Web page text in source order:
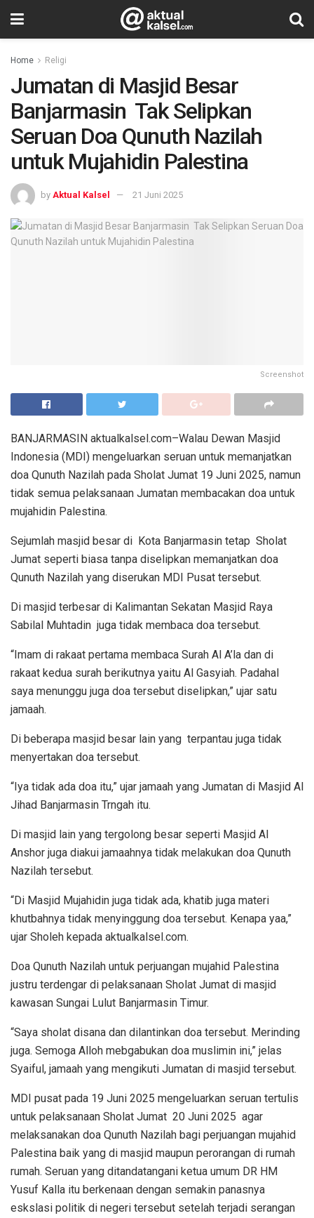
Home Religi
Jumatan di Masjid Besar
Banjarmasin Tak Selipkan
Seruan Doa Qunuth Nazilah
untuk Mujahidin Palestina
by Aktual Kalsel 21 Juni 2025
Screenshot
BANJARMASIN aktualkalsel.com–Walau Dewan Masjid
Indonesia (MDI) mengeluarkan seruan untuk memanjatkan
doa Qunuth Nazilah pada Sholat Jumat 19 Juni 2025, namun
tidak semua pelaksanaan Jumatan membacakan doa untuk
mujahidin Palestina.
Sejumlah masjid besar di Kota Banjarmasin tetap Sholat
Jumat seperti biasa tanpa diselipkan memanjatkan doa
Qunuth Nazilah yang diserukan MDI Pusat tersebut.
Di masjid terbesar di Kalimantan Sekatan Masjid Raya
Sabilal Muhtadin juga tidak membaca doa tersebut.
“Imam di rakaat pertama membaca Surah Al A’la dan di
rakaat kedua surah berikutnya yaitu Al Gasyiah. Padahal
saya menunggu juga doa tersebut diselipkan,” ujar satu
jamaah.
Di beberapa masjid besar lain yang terpantau juga tidak
menyertakan doa tersebut.
“Iya tidak ada doa itu,” ujar jamaah yang Jumatan di Masjid Al
Jihad Banjarmasin Trngah itu.
Di masjid lain yang tergolong besar seperti Masjid Al
Anshor juga diakui jamaahnya tidak melakukan doa Qunuth
Nazilah tersebut.
“Di Masjid Mujahidin juga tidak ada, khatib juga materi
khutbahnya tidak menyinggung doa tersebut. Kenapa yaa,”
ujar Sholeh kepada aktualkalsel.com.
Doa Qunuth Nazilah untuk perjuangan mujahid Palestina
justru terdengar di pelaksanaan Sholat Jumat di masjid
kawasan Sungai Lulut Banjarmasin Timur.
“Saya sholat disana dan dilantinkan doa tersebut. Merinding
juga. Semoga Alloh mebgabukan doa muslimin ini,” jelas
Syaiful, jamaah yang mengikuti Jumatan di masjid tersebut.
MDI pusat pada 19 Juni 2025 mengeluarkan seruan tertulis
untuk pelaksanaan Sholat Jumat 20 Juni 2025 agar
melaksanakan doa Qunuth Nazilah bagi perjuangan mujahid
Palestina baik yang di masjid maupun perorangan di rumah
rumah. Seruan yang ditandatangani ketua umum DR HM
Yusuf Kalla itu berkenaan dengan semakin panasnya
eskslasi politik di negeri tersebut setelah terjadi serangan